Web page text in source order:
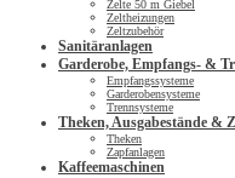
Zelte 50 m Giebel
Zeltheizungen
Zeltzubehör
Sanitäranlagen
Garderobe, Empfangs- &
Empfangssysteme
Garderobensysteme
Trennsysteme
Theken, Ausgabestände &
Theken
Zapfanlagen
Kaffeemaschinen